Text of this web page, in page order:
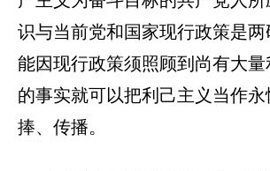
识与当前党和国家现行政策是
能因现行政策须照顾到尚有大
的事实就可以把利己主义当作
捧、传播。